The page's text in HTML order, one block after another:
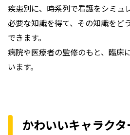
疾患別に、時系列で看護をシミュ
必要な知識を得て、その知識をど
できます。
病院や医療者の監修のもと、臨床
います。
かわいいキャラク